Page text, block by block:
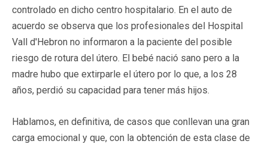
controlado en dicho centro hospitalario. En el auto de
acuerdo se observa que los profesionales del Hospital
Vall d'Hebron no informaron a la paciente del posible
riesgo de rotura del útero. El bebé nació sano pero a la
madre hubo que extirparle el útero por lo que, a los 28
años, perdió su capacidad para tener más hijos.
Hablamos, en definitiva, de casos que conllevan una gran
carga emocional y que, con la obtención de esta clase de